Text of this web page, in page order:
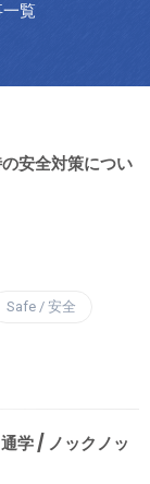
覧
安全対策につい
Safe / 安全
学 / ノックノッ